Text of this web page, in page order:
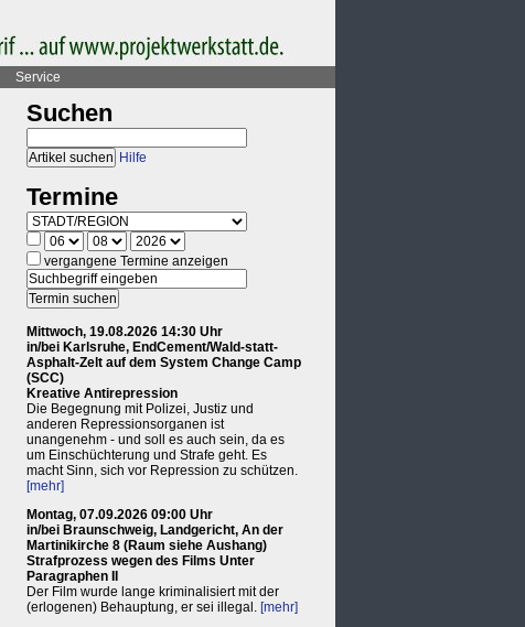
Service
Suchen
Hilfe
Termine
vergangene Termine anzeigen
Mittwoch, 19.08.2026 14:30 Uhr
in/bei Karlsruhe, EndCement/Wald-statt-
Asphalt-Zelt auf dem System Change Camp
(SCC)
Kreative Antirepression
Die Begegnung mit Polizei, Justiz und
anderen Repressionsorganen ist
unangenehm - und soll es auch sein, da es
um Einschüchterung und Strafe geht. Es
macht Sinn, sich vor Repression zu schützen.
[mehr]
Montag, 07.09.2026 09:00 Uhr
in/bei Braunschweig, Landgericht, An der
Martinikirche 8 (Raum siehe Aushang)
Strafprozess wegen des Films Unter
Paragraphen II
Der Film wurde lange kriminalisiert mit der
(erlogenen) Behauptung, er sei illegal. [mehr]